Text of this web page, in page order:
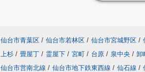
仙台市青葉区 / 仙台市若林区 / 仙台市宮城野区 /
上杉 / 畳屋丁 / 霊屋下 / 宮町 / 台原 / 泉中央 / 卸
仙台市営南北線 / 仙台市地下鉄東西線 / 仙石線 /